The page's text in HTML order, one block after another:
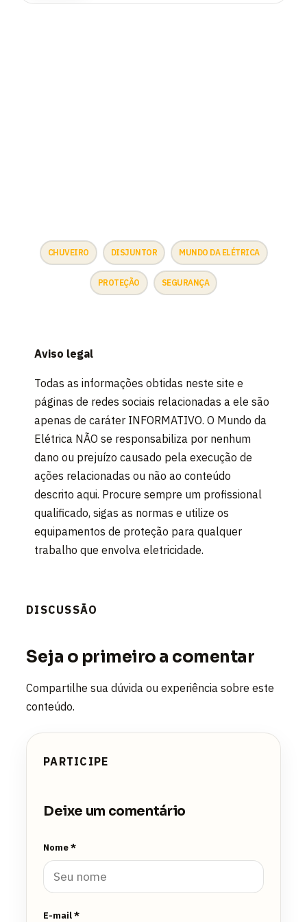
CHUVEIRO DISJUNTOR MUNDO DA ELÉTRICA
PROTEÇÃO SEGURANÇA
Aviso legal
Todas as informações obtidas neste site e
páginas de redes sociais relacionadas a ele são
apenas de caráter INFORMATIVO. O Mundo da
Elétrica NÃO se responsabiliza por nenhum
dano ou prejuízo causado pela execução de
ações relacionadas ou não ao conteúdo
descrito aqui. Procure sempre um profissional
qualificado, sigas as normas e utilize os
equipamentos de proteção para qualquer
trabalho que envolva eletricidade.
DISCUSSÃO
Seja o primeiro a comentar
Compartilhe sua dúvida ou experiência sobre este
conteúdo.
PARTICIPE
Deixe um comentário
Nome *
E-mail *